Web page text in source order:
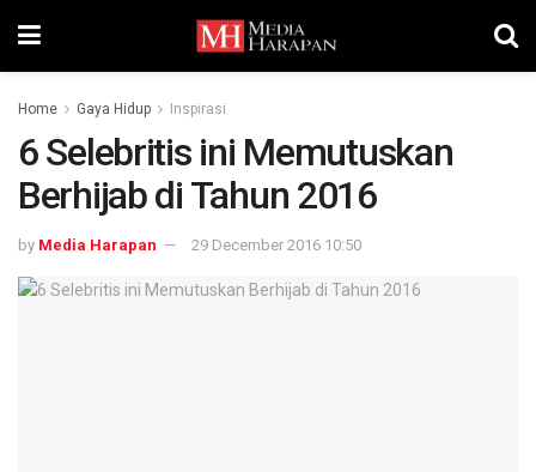
Home Gaya Hidup Inspirasi
6 Selebritis ini Memutuskan
Berhijab di Tahun 2016
by Media Harapan 29 December 2016 10:50